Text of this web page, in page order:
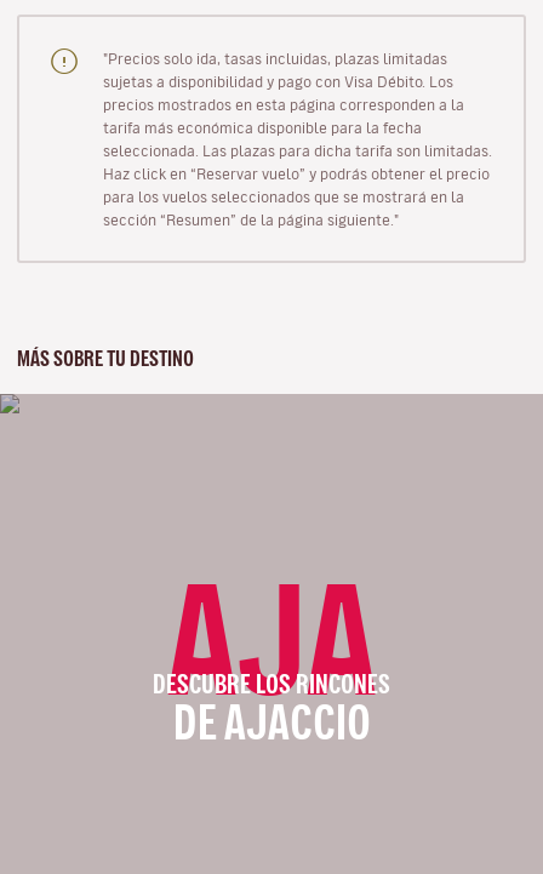
"Precios solo ida, tasas incluidas, plazas limitadas
sujetas a disponibilidad y pago con Visa Débito. Los
precios mostrados en esta página corresponden a la
tarifa más económica disponible para la fecha
seleccionada. Las plazas para dicha tarifa son limitadas.
Haz click en “Reservar vuelo” y podrás obtener el precio
para los vuelos seleccionados que se mostrará en la
sección “Resumen” de la página siguiente."
MÁS SOBRE TU DESTINO
AJA
DESCUBRE LOS RINCONES
DE AJACCIO